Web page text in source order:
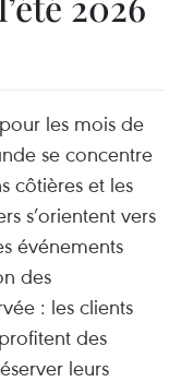
les mois de
se concentre
côtières et les
s’orientent vers
événements
des
: les clients
des
leurs